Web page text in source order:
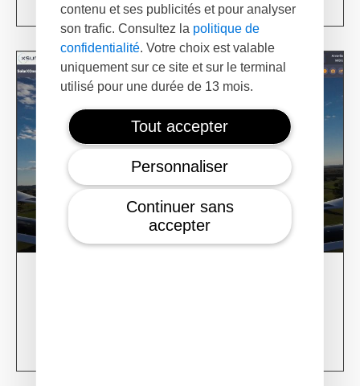
contenu et ses publicités et pour analyser
son trafic. Consultez la politique de
confidentialité. Votre choix est valable
uniquement sur ce site et sur le terminal
utilisé pour une durée de 13 mois.
Tout accepter
Personnaliser
Continuer sans
accepter